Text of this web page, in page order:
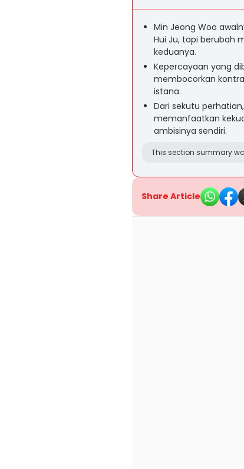
Min Jeong Woo
Hui Ju, tapi berubah
keduanya.
Kepercayaan yang
membocorkan
istana.
Dari sekutu
memanfaatkan
ambisinya sendiri.
This section summary
Share Article